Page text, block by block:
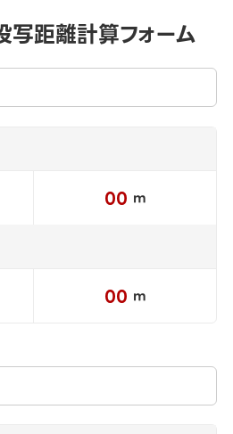
写距離計算フォーム
00 m
00 m